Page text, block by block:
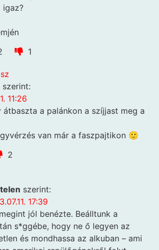
igaz?
1
szerint:
11:26
átbaszta a palánkon a szíjjast meg a
van már a faszpajtikon 🙂
2
szerint:
17:39
jól benézte. Beálltunk a
s*ggébe, hogy ne ő legyen az
és mondhassa az alkuban – ami